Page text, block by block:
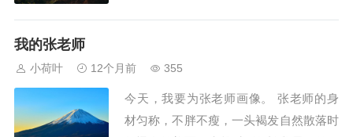
为"鸟中歌手"的百灵鸟。它通体披着柔和
的黄褐...
我的张老师
小荷叶 12个月前 355
今天，我要为张老师画像。 张老师的身
材匀称，不胖不瘦，一头褐发自然散落时